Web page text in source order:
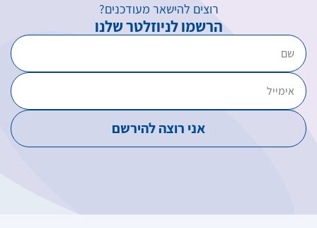
רוצים להישאר מעודכנים?
הרשמו לניוזלטר שלנו